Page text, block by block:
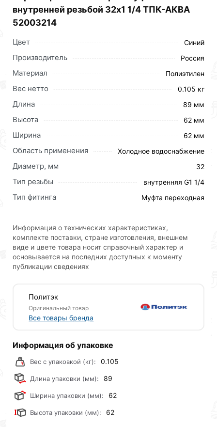
резьбой предназначена для возможности легкого
перехода со стального трубопровода на
трубопровод из ПНД труб, так как она имеет резьбу
соответствующую размерам и стандартам стальных
строительстве различных комбинаций отводов,
разветвлений с применением других
компрессионных ПНД фитингов.
мышкой«Добавить в корзину»
кнопку«Быстрый заказ». Также можете оформить
заказ позвонив по контактам указанным на сайте.
Условия доставки и цены на товар Муфта Политэк с
внутренней резьбой 32х1 1/4 ТПК-АКВА 52003214
действительны в Москве и области.
внутренней резьбой 32х1 1/4 ТПК-АКВА
52003214
Цвет Синий
Производитель Россия
Материал Полиэтилен
Вес нетто 0.105 кг
Длина 89 мм
Высота 62 мм
Ширина 62 мм
Область применения Холодное водоснабжение
Диаметр, мм 32
Тип резьбы внутренняя G1 1/4
Тип фитинга Муфта переходная
Информация о технических характеристиках,
комплекте поставки, стране изготовления, внешнем
виде и цвете товара носит справочный характер и
основывается на последних доступных к моменту
публикации сведениях
Политэк
Оригинальный товар
Все товары бренда
Информация об упаковке
Вес с упаковкой (кг): 0.105
Длина упаковки (мм): 89
Ширина упаковки (мм): 62
Высота упаковки (мм): 62